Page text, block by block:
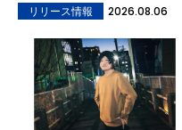
リリース情報 2026.08.06